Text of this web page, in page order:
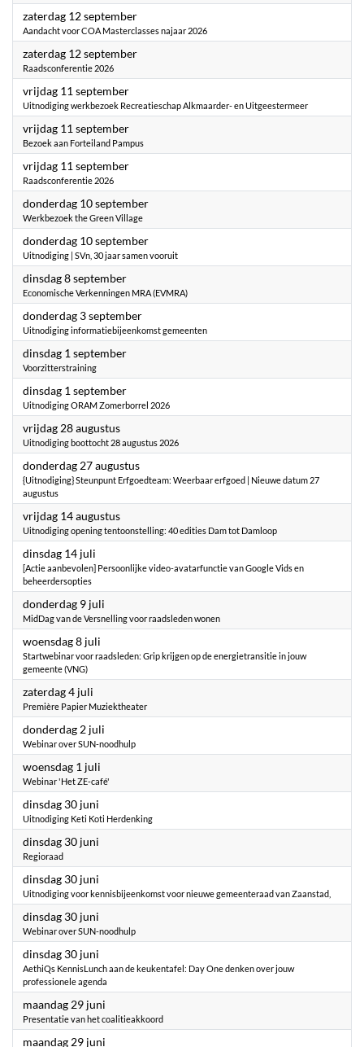
zaterdag 12 september2026
Aandacht voor COA Masterclasses najaar 2026
zaterdag 12 september2026
Raadsconferentie 2026
vrijdag 11 september2026
Uitnodiging werkbezoek Recreatieschap Alkmaarder- en Uitgeestermeer
vrijdag 11 september2026
Bezoek aan Forteiland Pampus
vrijdag 11 september2026
Raadsconferentie 2026
donderdag 10 september2026
Werkbezoek the Green Village
donderdag 10 september2026
Uitnodiging | SVn, 30 jaar samen vooruit
dinsdag 8 september2026
Economische Verkenningen MRA (EVMRA)
donderdag 3 september2026
Uitnodiging informatiebijeenkomst gemeenten
dinsdag 1 september2026
Voorzitterstraining
dinsdag 1 september2026
Uitnodiging ORAM Zomerborrel 2026
vrijdag 28 augustus2026
Uitnodiging boottocht 28 augustus 2026
donderdag 27 augustus2026
{Uitnodiging} Steunpunt Erfgoedteam: Weerbaar erfgoed | Nieuwe datum 27
augustus
vrijdag 14 augustus2026
Uitnodiging opening tentoonstelling: 40 edities Dam tot Damloop
dinsdag 14 juli
[Actie aanbevolen] Persoonlijke video-avatarfunctie van Google Vids en
beheerdersopties
donderdag 9 juli
MidDag van de Versnelling voor raadsleden wonen
woensdag 8 juli
Startwebinar voor raadsleden: Grip krijgen op de energietransitie in jouw
gemeente (VNG)
zaterdag 4 juli
Première Papier Muziektheater
donderdag 2 juli
Webinar over SUN-noodhulp
woensdag 1 juli
Webinar 'Het ZE-café'
dinsdag 30 juni
Uitnodiging Keti Koti Herdenking
dinsdag 30 juni
Regioraad
dinsdag 30 juni
Uitnodiging voor kennisbijeenkomst voor nieuwe gemeenteraad van Zaanstad,
dinsdag 30 juni
Webinar over SUN-noodhulp
dinsdag 30 juni
AethiQs KennisLunch aan de keukentafel: Day One denken over jouw
professionele agenda
maandag 29 juni
Presentatie van het coalitieakkoord
maandag 29 juni